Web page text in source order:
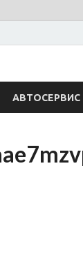
АВТОСЕРВИС